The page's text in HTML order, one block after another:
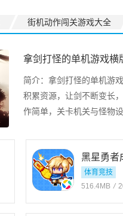
街机动作闯关游戏大全
拿剑打怪的单机游戏横
简介： 拿剑打怪的单机游
积累资源，让剑不断变长
作简单，关卡机关与怪物
黑星勇者
体育竞技
516.4MB /